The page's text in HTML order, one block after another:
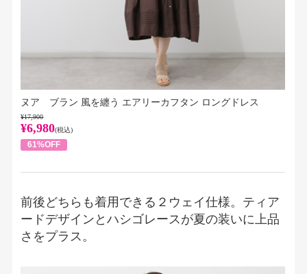
ヌア ブラン 風を纏う エアリーカフタン ロングドレス
¥17,900
¥6,980(税込)
61%OFF
前後どちらも着用できる２ウェイ仕様。ティア
ードデザインとハシゴレースが夏の装いに上品
さをプラス。